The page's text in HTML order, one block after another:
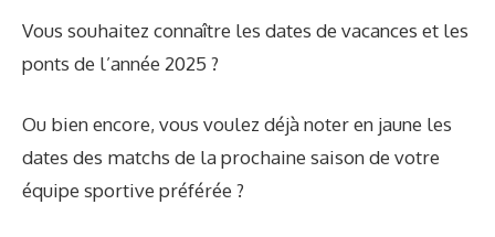
Vous souhaitez connaître les dates de vacances et les
ponts de l’année 2025 ?
Ou bien encore, vous voulez déjà noter en jaune les
dates des matchs de la prochaine saison de votre
équipe sportive préférée ?